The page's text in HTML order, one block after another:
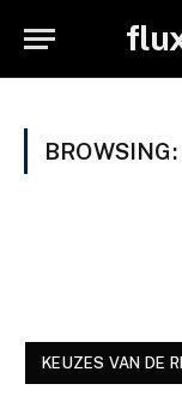
BROWSING:
KEUZES VAN DE